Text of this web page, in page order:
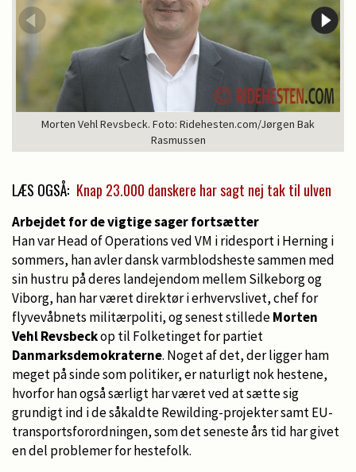
Morten Vehl Revsbeck. Foto: Ridehesten.com/Jørgen Bak
Rasmussen
LÆS OGSÅ: Knap 23.000 danskere har sagt nej tak til ulven
Arbejdet for de vigtige sager fortsætter
Han var Head of Operations ved VM i ridesport i Herning i
sommers, han avler dansk varmblodsheste sammen med
sin hustru på deres landejendom mellem Silkeborg og
Viborg, han har været direktør i erhvervslivet, chef for
flyvevåbnets militærpoliti, og senest stilledeMorten
Vehl Revsbeckop til Folketinget for partiet
Danmarksdemokraterne. Noget af det, der ligger ham
meget på sinde som politiker, er naturligt nok hestene,
hvorfor han også særligt har været ved at sætte sig
grundigt ind i de såkaldte Rewilding-projekter samt EU-
transportsforordningen, som det seneste års tid har givet
en del problemer for hestefolk.